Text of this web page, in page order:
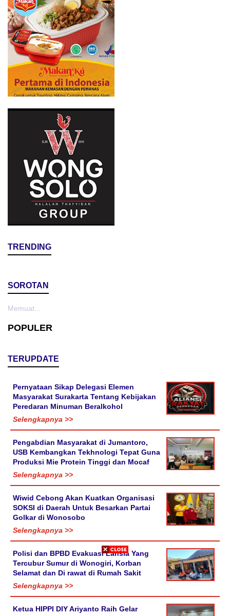
TRENDING
SOROTAN
Memuat...
POPULER
TERUPDATE
Pernyataan Sikap Delegasi Elemen
Masyarakat Surakarta Tentang Kebijakan
Peredaran Minuman Beralkohol
Selengkapnya >>
Pengabdian Masyarakat di Jumantoro,
USB Kembangkan Tekhnologi Tepat Guna
Produksi Mie Protein Tinggi dan Mocaf
Selengkapnya >>
Wiwid Cebong Akan Kuatkan Organisasi
SOKSI di Daerah Untuk Besarkan Partai
Golkar di Wonosobo
Selengkapnya >>
Polisi dan BPBD Evakuasi Lansia Yang
Tercubur Sumur di Wonogiri, Korban
Selamat dan Di rawat di Rumah Sakit
Selengkapnya >>
Ketua HIPPI DIY Ariyanto Raih Gelar